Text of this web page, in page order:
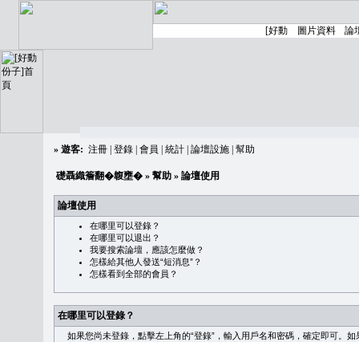
» 遊客: 注冊 登錄 會員 統計 論壇設施 幫助
礎聶織簷翻�䪖壅� » 幫助 » 論壇使用
論壇使用
在哪里可以登錄？
在哪里可以退出？
我要搜索論壇，應該怎麼做？
怎樣給其他人發送“短消息”？
怎樣看到全部的會員？
在哪里可以登錄？
如果您尚未登錄，點擊左上角的“登錄”，輸入用戶名和密碼，確定即可。